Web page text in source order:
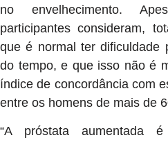
no envelhecimento.
participantes consideram,
que é normal ter dificuldade
do tempo, e que isso não é
índice de concordância com
entre os homens de mais de
“A próstata aumentada